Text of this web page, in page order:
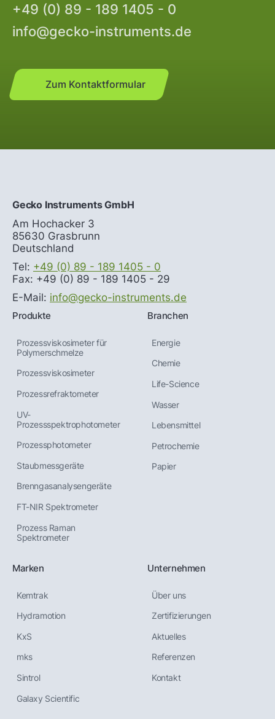
+49 (0) 89 - 189 1405 - 0
info@gecko-instruments.de
Zum Kontaktformular
Gecko Instruments GmbH
Am Hochacker 3
85630 Grasbrunn
Deutschland
Tel: +49 (0) 89 - 189 1405 - 0
Fax: +49 (0) 89 - 189 1405 - 29
E-Mail: info@gecko-instruments.de
Produkte
Prozessviskosimeter für
Polymerschmelze
Prozessviskosimeter
Prozessrefraktometer
UV-
Prozessspektrophotometer
Prozessphotometer
Staubmessgeräte
Brenngas­analysen­geräte
FT-NIR Spektrometer
Prozess Raman
Spektrometer
Branchen
Energie
Chemie
Life-Science
Wasser
Lebensmittel
Petrochemie
Papier
Marken
Kemtrak
Hydramotion
KxS
mks
Sintrol
Galaxy Scientific
Unternehmen
Über uns
Zertifizierungen
Aktuelles
Referenzen
Kontakt